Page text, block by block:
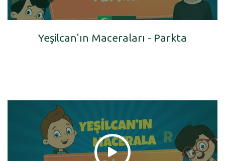
Yeşilcan'ın Maceraları - Parkta